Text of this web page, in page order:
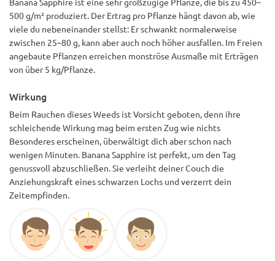
500 g/m² produziert. Der Ertrag pro Pflanze hängt davon ab, wie
viele du nebeneinander stellst: Er schwankt normalerweise
zwischen 25–80 g, kann aber auch noch höher ausfallen. Im Freien
angebaute Pflanzen erreichen monströse Ausmaße mit Erträgen
von über 5 kg/Pflanze.
Wirkung
Beim Rauchen dieses Weeds ist Vorsicht geboten, denn ihre
schleichende Wirkung mag beim ersten Zug wie nichts
Besonderes erscheinen, überwältigt dich aber schon nach
wenigen Minuten. Banana Sapphire ist perfekt, um den Tag
genussvoll abzuschließen. Sie verleiht deiner Couch die
Anziehungskraft eines schwarzen Lochs und verzerrt dein
Zeitempfinden.